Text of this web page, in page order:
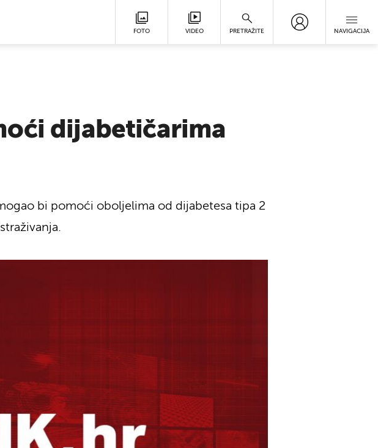
FOTO VIDEO PRETRAŽITE NAVIGACIJA
dijabetičarima
bi pomoći oboljelima od dijabetesa tipa 2